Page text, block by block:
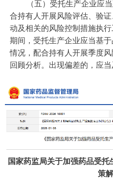
（五）受托生产企业应
合持有人开展风险评估、验
动及相关的风险控制措施执
期间，受托生产企业应当基
情况，配合持有人开展季度
回顾分析。出现偏差的，应
的，应当会同持有人采取有
质量风险或者合规风险的，
企业应当建立相关制度，配
受托生产无菌药品等高
人员每年至少一次以现场检
无菌工艺模拟试验等验证活
关场所、区域，提供相关记
国家药监局关于加强药品受
策